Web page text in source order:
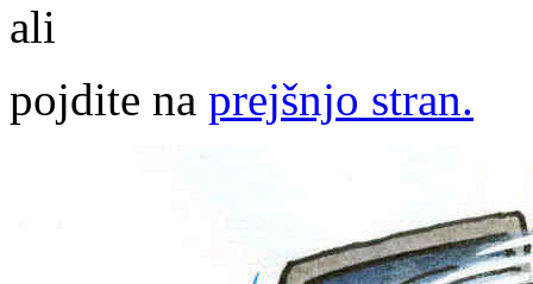
ali
pojdite na prejšnjo stran.